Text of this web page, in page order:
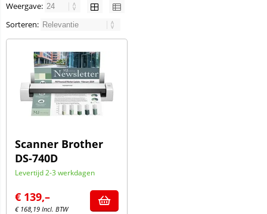
Weergave:
Sorteren:
Scanner Brother
DS-740D
Levertijd 2-3 werkdagen
€ 139,–
€ 168,19 Incl. BTW